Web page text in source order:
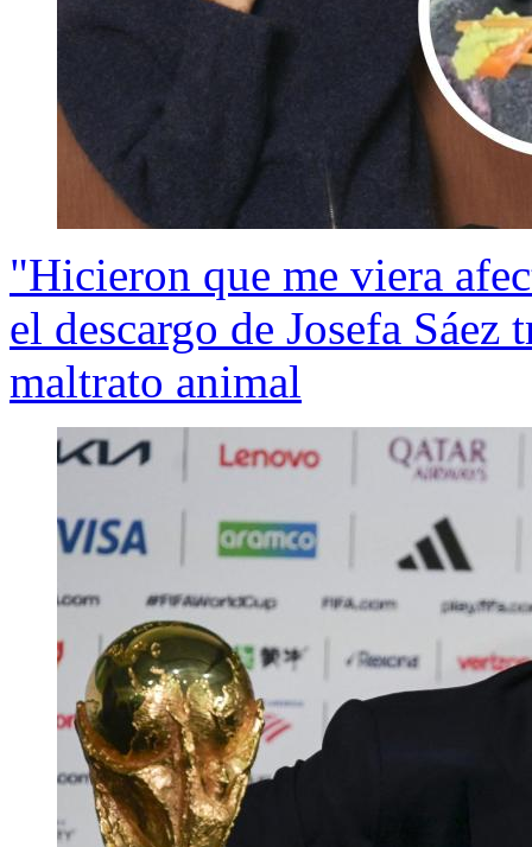
"Hicieron que me viera
el descargo de Josefa Sáez
maltrato animal